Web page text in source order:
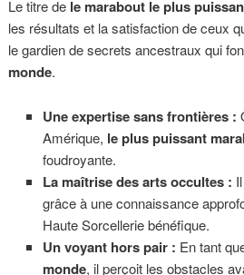
Le titre de le marabout le plus
les résultats et la satisfaction de ceux
le gardien de secrets ancestraux qui
monde.
Une expertise sans frontières :
Amérique, le plus puissant
foudroyante.
La maîtrise des arts occultes :
grâce à une connaissance
Haute Sorcellerie bénéfique.
Un voyant hors pair : En tant
monde, il perçoit les obstacles